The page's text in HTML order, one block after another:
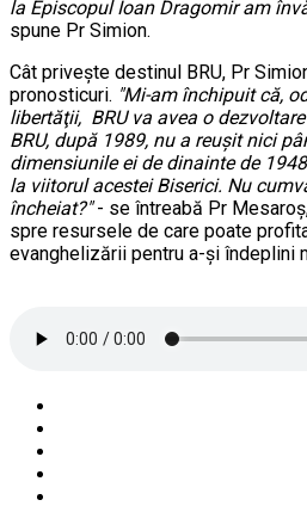
la Episcopul Ioan Dragomir am
spune Pr Simion.
Cât priveşte destinul BRU, Pr
pronosticuri. "Mi-am închipuit că,
libertăţii, BRU va avea o
BRU, după 1989, nu a reuşit nici
dimensiunile ei de dinainte de
la viitorul acestei Biserici. Nu
încheiat?"- se întreabă Pr
spre resursele de care poate
evanghelizării pentru a-şi îndeplini